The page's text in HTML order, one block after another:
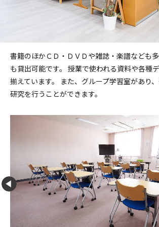
書籍のほかＣＤ・ＤＶＤや雑誌・楽譜なども
も貸出可能です。 授業で使われる資料や各種
揃えています。 また、グループ学習室があり
研究を行うことができます。